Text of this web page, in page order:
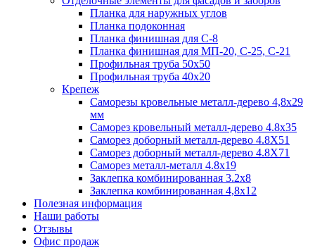
Планка для наружных углов
Планка подоконная
Планка финишная для С-8
Планка финишная для МП-20, С-25, С-21
Профильная труба 50x50
Профильная труба 40x20
Крепеж
Саморезы кровельные металл-дерево 4,8х29
мм
Саморез кровельный металл-дерево 4.8x35
Саморез доборный металл-дерево 4.8X51
Саморез доборный металл-дерево 4.8X71
Саморез металл-металл 4.8x19
Заклепка комбинированная 3.2x8
Заклепка комбинированная 4,8x12
Полезная информация
Наши работы
Отзывы
Офис продаж